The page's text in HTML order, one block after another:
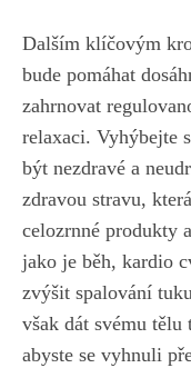
Dalším ⁣klíčovým
bude pomáhat
zahrnovat
relaxaci. Vyhýbejte
být nezdravé a
zdravou stravu,
celozrnné produkty
jako je běh, kardio
⁣zvýšit spalování
však dát svému tělu
abyste se vyhnuli